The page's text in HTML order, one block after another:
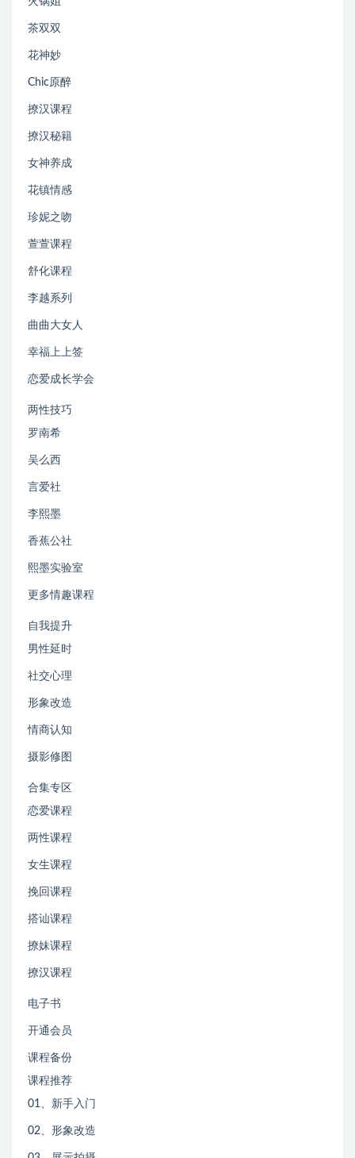
茶双双
花神妙
Chic原醉
撩汉课程
撩汉秘籍
女神养成
花镇情感
珍妮之吻
萱萱课程
舒化课程
李越系列
曲曲大女人
幸福上上签
恋爱成长学会
两性技巧
罗南希
吴么西
言爱社
李熙墨
香蕉公社
熙墨实验室
更多情趣课程
自我提升
男性延时
社交心理
形象改造
情商认知
摄影修图
合集专区
恋爱课程
两性课程
女生课程
挽回课程
搭讪课程
撩妹课程
撩汉课程
电子书
开通会员
课程备份
课程推荐
01、新手入门
02、形象改造